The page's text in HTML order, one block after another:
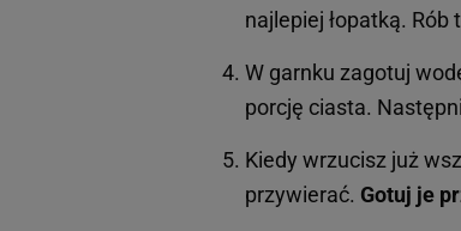
najlepiej łopatką.
W garnku zagotuj
porcję ciasta.
Kiedy wrzucisz już
przywierać. Gotuj je